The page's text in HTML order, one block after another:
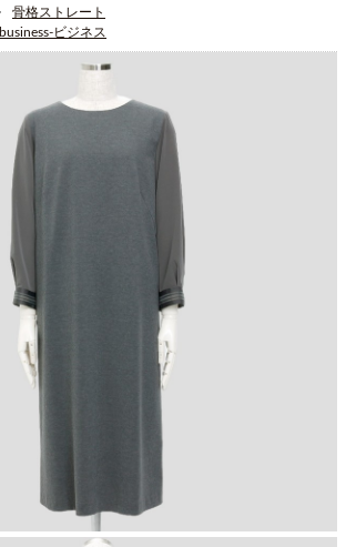
骨格ストレート
business-ビジネス